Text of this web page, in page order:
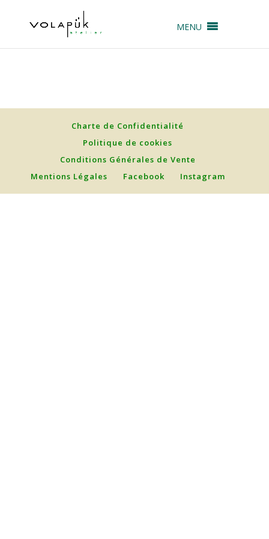
MENU
Charte de Confidentialité
Politique de cookies
Conditions Générales de Vente
Mentions Légales
Facebook Instagram